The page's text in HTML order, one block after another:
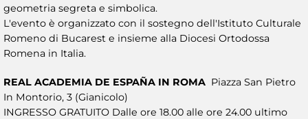
geometria segreta e simbolica.
L'evento è organizzato con il sostegno dell'Istituto Culturale
Romeno di Bucarest e insieme alla Diocesi Ortodossa
Romena in Italia.
REAL ACADEMIA DE ESPAÑA IN ROMA Piazza San Pietro
In Montorio, 3 (Gianicolo)
INGRESSO GRATUITO Dalle ore 18.00 alle ore 24.00 ultimo